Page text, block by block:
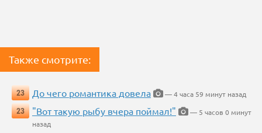
Также смотрите:
23 До чего романтика довела
— 4 часа 59 минут назад
23
"Вот такую рыбу вчера поймал!"
— 5 часов 0 минут
назад